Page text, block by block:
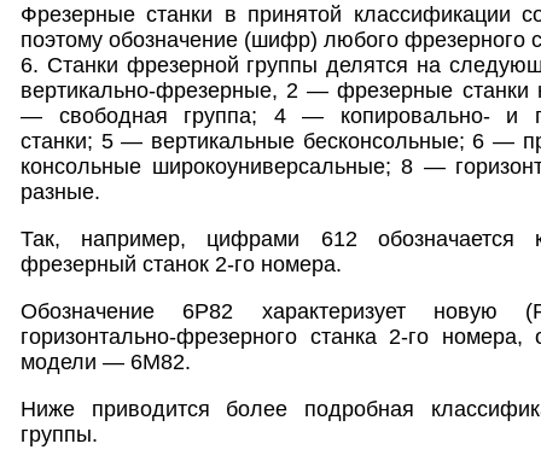
Фрезерные станки в принятой классификации
поэтому обозначение (шифр) любого фрезерного
6. Станки фрезерной группы делятся на
вертикально-фрезерные, 2 — фрезерные станки
— свободная группа; 4 — копировально- и
станки; 5 — вертикальные бесконсольные; 6 —
консольные широкоуниверсальные; 8 —
разные.
Так, например, цифрами 612 обозначается
фрезерный станок 2-го номера.
Обозначение 6Р82 характеризует новую
горизонтально-фрезерного станка 2-го
модели — 6М82.
Ниже приводится более подробная
группы.